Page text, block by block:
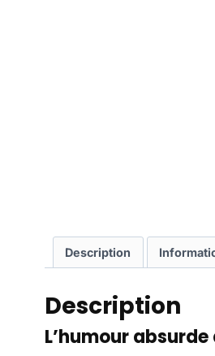
Description
Description
L’humour